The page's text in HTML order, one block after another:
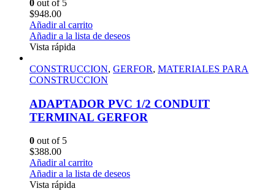
0 out of 5
$948.00
Añadir al carrito
Añadir a la lista de deseos
Vista rápida
CONSTRUCCION, GERFOR, MATERIALES PARA
CONSTRUCCION
ADAPTADOR PVC 1/2 CONDUIT
TERMINAL GERFOR
0 out of 5
$388.00
Añadir al carrito
Añadir a la lista de deseos
Vista rápida